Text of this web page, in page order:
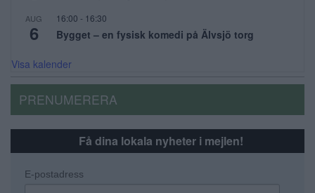
AUG
6
16:00 - 16:30
Bygget – en fysisk komedi på Älvsjö torg
Visa kalender
PRENUMERERA
Få dina lokala nyheter i mejlen!
E-postadress